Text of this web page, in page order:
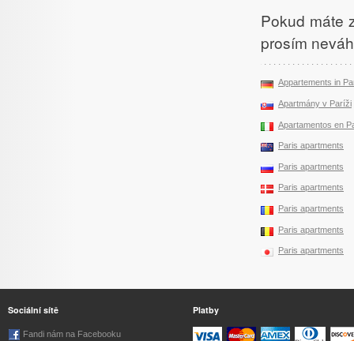
Pokud máte
prosím
Appartements in
Apartmány v Paríži
Apartamentos en
Paris apartments
Paris apartments
Paris apartments
Paris apartments
Paris apartments
Paris apartments
Sociální sítě
Fandi nám na Facebooku
Platby